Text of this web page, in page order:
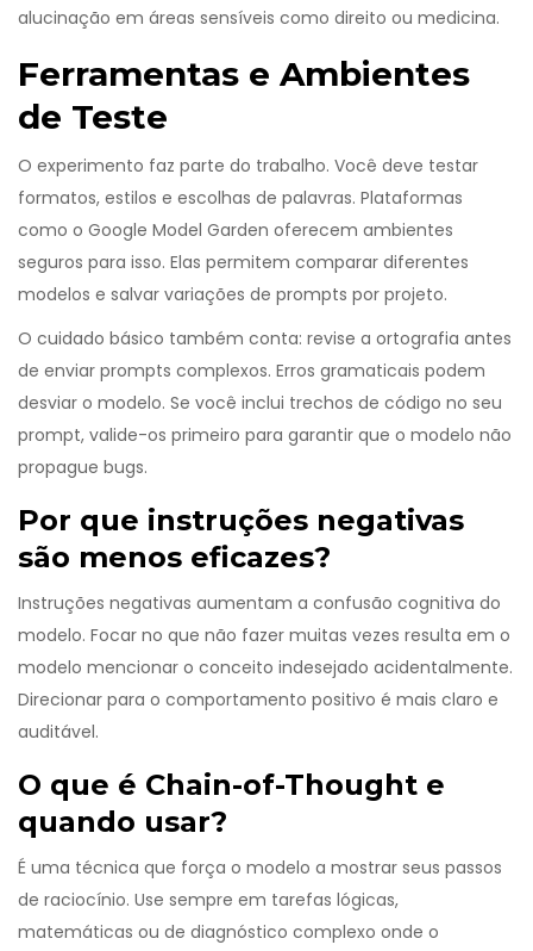
alucinação em áreas sensíveis como direito ou medicina.
Ferramentas e Ambientes
de Teste
O experimento faz parte do trabalho. Você deve testar
formatos, estilos e escolhas de palavras. Plataformas
como o Google Model Garden oferecem ambientes
seguros para isso. Elas permitem comparar diferentes
modelos e salvar variações de prompts por projeto.
O cuidado básico também conta: revise a ortografia antes
de enviar prompts complexos. Erros gramaticais podem
desviar o modelo. Se você inclui trechos de código no seu
prompt, valide-os primeiro para garantir que o modelo não
propague bugs.
Por que instruções negativas
são menos eficazes?
Instruções negativas aumentam a confusão cognitiva do
modelo. Focar no que não fazer muitas vezes resulta em o
modelo mencionar o conceito indesejado acidentalmente.
Direcionar para o comportamento positivo é mais claro e
auditável.
O que é Chain-of-Thought e
quando usar?
É uma técnica que força o modelo a mostrar seus passos
de raciocínio. Use sempre em tarefas lógicas,
matemáticas ou de diagnóstico complexo onde o